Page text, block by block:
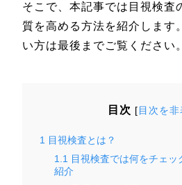
そこで、本記事では目視検査
質を高める方法を紹介します
い方は最後までご覧ください。
目次 [目次を非
1 目視検査とは？
1.1 目視検査では何をチェッ
紹介